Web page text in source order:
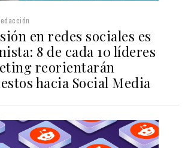
en redes sociales es
8 de cada 10 líderes
reorientarán
hacia Social Media